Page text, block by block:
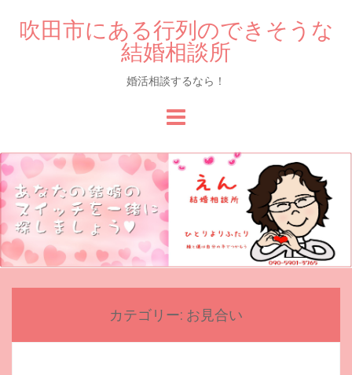
吹田市にある行列のできそうな
結婚相談所
婚活相談するなら！
to
content
カテゴリー: お見合い